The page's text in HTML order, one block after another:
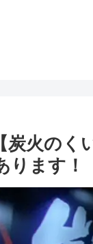
炭火のく
ります！